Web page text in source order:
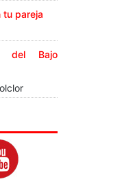
tu pareja
del Bajo